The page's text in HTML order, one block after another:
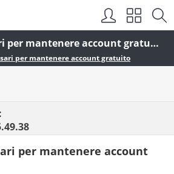
accessi necessari per mantenere account gratuito
per mantenere account gratuito
per mantenere account